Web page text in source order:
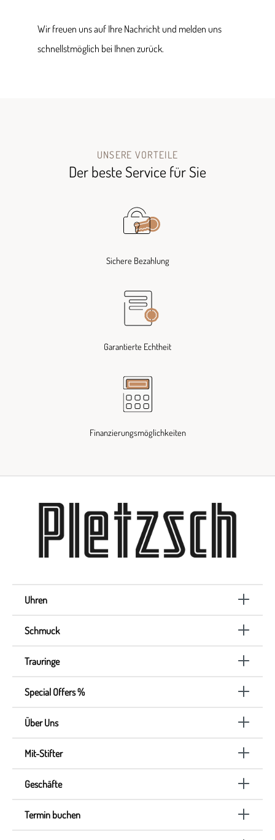
Wir freuen uns auf Ihre Nachricht und melden uns
schnellstmöglich bei Ihnen zurück.
UNSERE VORTEILE
Der beste Service für Sie
Sichere Bezahlung
Garantierte Echtheit
Finanzierungsmöglichkeiten
Uhren
Schmuck
Trauringe
Special Offers %
Über Uns
Mit-Stifter
Geschäfte
Termin buchen